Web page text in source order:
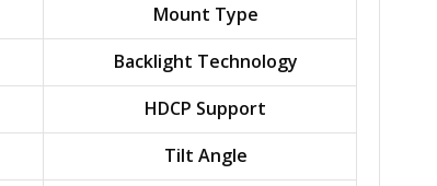
Mount Type
Backlight Technology
HDCP Support
Tilt Angle